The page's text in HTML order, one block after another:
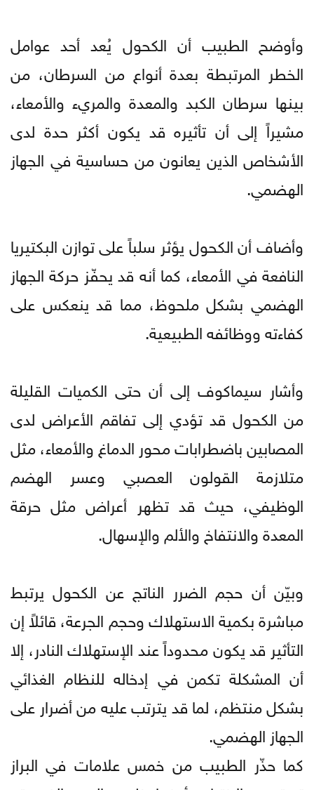
وأوضح الطبيب أن الكحول يُعد أحد عوامل
الخطر المرتبطة بعدة أنواع من السرطان، من
بينها سرطان الكبد والمعدة والمريء والأمعاء،
مشيراً إلى أن تأثيره قد يكون أكثر حدة لدى
الأشخاص الذين يعانون من حساسية في الجهاز
الهضمي.
وأضاف أن الكحول يؤثر سلباً على توازن البكتيريا
النافعة في الأمعاء، كما أنه قد يحفّز حركة الجهاز
الهضمي بشكل ملحوظ، مما قد ينعكس على
كفاءته ووظائفه الطبيعية.
وأشار سيماكوف إلى أن حتى الكميات القليلة
من الكحول قد تؤدي إلى تفاقم الأعراض لدى
المصابين باضطرابات محور الدماغ والأمعاء، مثل
متلازمة القولون العصبي وعسر الهضم
الوظيفي، حيث قد تظهر أعراض مثل حرقة
المعدة والانتفاخ والألم والإسهال.
وبيّن أن حجم الضرر الناتج عن الكحول يرتبط
مباشرة بكمية الاستهلاك وحجم الجرعة، قائلاً إن
التأثير قد يكون محدوداً عند الإستهلاك النادر، إلا
أن المشكلة تكمن في إدخاله للنظام الغذائي
بشكل منتظم، لما قد يترتب عليه من أضرار على
الجهاز الهضمي.
كما حذّر الطبيب من خمس علامات في البراز